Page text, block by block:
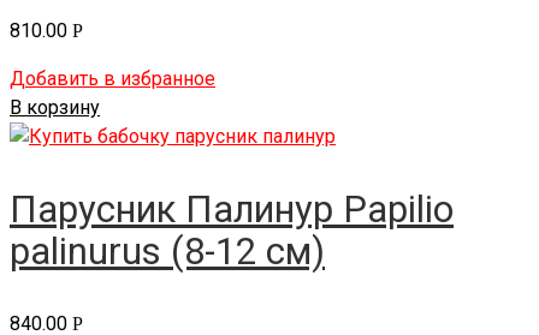
810.00 Р
Добавить в избранное
В корзину
Парусник Палинур Papilio
palinurus (8-12 см)
840.00 Р